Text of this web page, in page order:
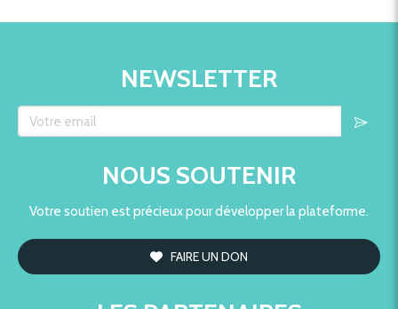
NEWSLETTER
Votre email
NOUS SOUTENIR
Votre soutien est précieux pour développer la plateforme.
FAIRE UN DON